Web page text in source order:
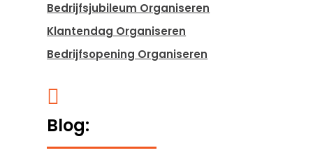
Bedrijfsjubileum Organiseren
Klantendag Organiseren
Bedrijfsopening Organiseren

Blog: